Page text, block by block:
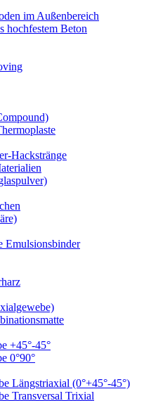
im Außenbereich
hochfestem Beton
Hackstränge
Emulsionsbinder
+45°-45°
0°90°
Längstriaxial (0°+45°-45°)
Transversal Trixial